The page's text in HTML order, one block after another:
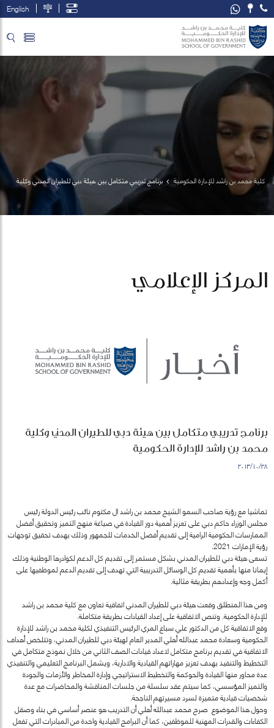
تخطي إلى المحتوى الرئيسي
فتح قائمة الوصول
English
كلية محمد بن راشد للإدارة الحكومية
برنامج تدريبي متكامل بين هيئة دبي للطيران المدني وكلية
محمد بن راشد للإدارة الحكومية
المركز الإعلامي
برنامج تدريبي متكامل بين هيئة دبي للطيران المدني وكلية
محمد بن راشد للإدارة الحكومية
٢٨‏/١٠‏/٢٠١٣
تماشيا مع رؤية صاحب السمو الشيخ محمد بن راشد ال مكتوم نائب رئيس الدولة رئيس
مجلس الوزراء حاكم دبي على تعزيز أهمية دور القيادة في صياغة منهج التميز وتحقيق أفضل
الممارسات الحكومية الرامية إلى تقديم أفضل الخدمات للجمهور وذلك بهدف تحقيق توجهات
رؤية الإمارات 2021.
تسعى هيئة دبي للطيران المدني بشكل مستمر إلى تقديم كل الدعم لكوادرها الوطنية وذلك
إيمانا منها بأهمية تقديم كل الوسائل التدريبية التي تهدف إلى تقديم الدعم لموظفيها على
أكمل وجه وإعدادهم بطريقة مثالية.
ومن هذا المنطلق وقعت هيئة دبي للطيران المدني اتفاقية تعاون مع كلية محمد بن راشد
للإدارة الحكومية. وتنص الاتفاقية على إعداد القيادات بطريقة متكاملة.
وقع الاتفاقية كل من الدكتور علي سباع المري الرئيس التنفيذي لكلية محمد بن راشد للإدارة
الحكومية وسعادة محمد عبدالله أهلي المدير العام لهيئة دبي للطيران المدني، وتتلخص أهداف
الاتفاقية في تقديم برنامج متكامل لاعداد قيادات الصف الثاني من خلال نموذج متكامل في
التخطيط والتنفيذ بهدف تعزيز مهاراتهم القيادية والادارية، ويشمل البرنامج التعليمي والتنفيذي
عدة محاور منها القيادة والحوكمة والتخطيط الاستراتيجي وإدارة المخاطر والأزمات والجودة
والتميز المؤسسي، كما سيتم عقد سلسلة من جلسات المناقشة والمحاضرات مع عدة
شخصيات قيادية متميزة لسرد مسيرتهم الناجحة.
وحول هذا الموضوع صرح محمد عبدالله أهلي أن التدريب هو عنصر أساسي في بناء وصقل
الكفاءات والقدرات المهنية للموظفين، كما أن البرامج القيادية واحدة من المبادرات التي تفعل